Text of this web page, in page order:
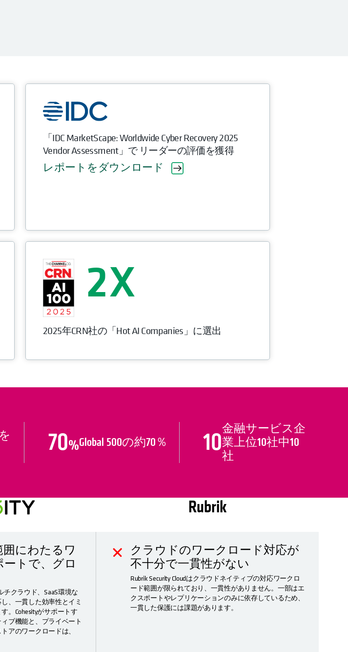
「IDC MarketScape: Worldwide Cyber Recovery 2025
Vendor Assessment」で リーダーの評価を獲得
レポートをダウンロード
2
2025年CRN社の「Hot AI Companies」に選出
70%Global 500の約70％ 10金融サービス企
業上位10社中10
社
Rubrik
にわたるワ
トで、グロ
チクラウド、SaaS環境な
、一貫した効率性とイミ
。Cohesityがサポートす
ブ機能と、プライベート
アのワークロードは、
クラウドのワークロード対応が
不十分で一貫性がない
Rubrik Security Cloudはクラウドネイティブの対応ワークロ
ード範囲が限られており、一貫性がありません。一部はエ
クスポートやレプリケーションのみに依存しているため、
一貫した保護には課題があります。